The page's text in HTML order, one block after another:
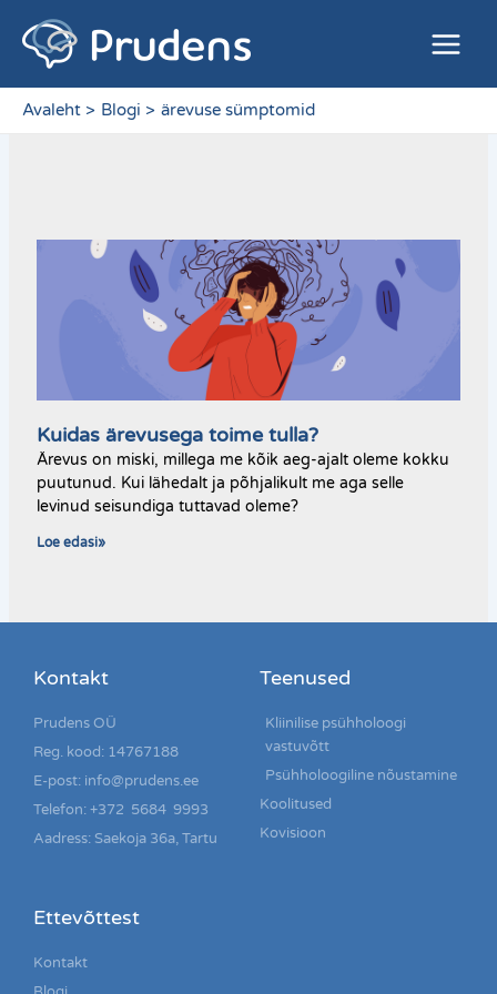
content
Avaleht Blogi ärevuse sümptomid
Kuidas ärevusega toime tulla?
Ärevus on miski, millega me kõik aeg-ajalt oleme kokku
puutunud. Kui lähedalt ja põhjalikult me aga selle
levinud seisundiga tuttavad oleme?
Loe edasi»
Kontakt
Prudens OÜ
Reg. kood: 14767188
E-post: info@prudens.ee
Telefon: +372 5684 9993
Aadress: Saekoja 36a, Tartu
Teenused
Kliinilise psühholoogi
vastuvõtt
Psühholoogiline nõustamine
Koolitused
Kovisioon
Ettevõttest
Kontakt